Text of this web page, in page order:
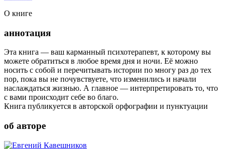
О книге
аннотация
Эта книга — ваш карманный психотерапевт, к которому вы
можете обратиться в любое время дня и ночи. Её можно
носить с собой и перечитывать истории по многу раз до тех
пор, пока вы не почувствуете, что изменились и начали
наслаждаться жизнью. А главное — интерпретировать то, что
с вами происходит себе во благо.
Книга публикуется в авторской орфографии и пунктуации
об авторе